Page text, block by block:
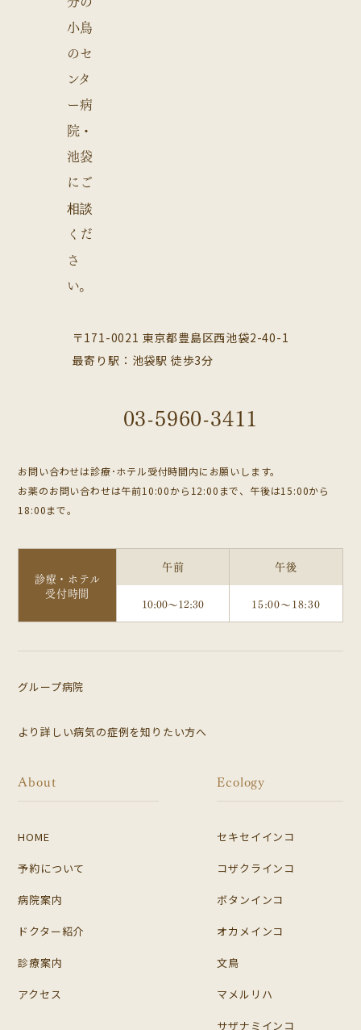
〒171-0021 東京都豊島区西池袋2-40-1
最寄り駅：池袋駅 徒歩3分
03-5960-3411
お問い合わせは診療･ホテル受付時間内にお願いします。
お薬のお問い合わせは午前10:00から12:00まで、午後は15:00から
18:00まで。
診療・ホテル
受付時間
午前 午後
10:00～12:30 15:00～18:30
グループ病院
より詳しい病気の症例を知りたい方へ
About
HOME
予約について
病院案内
ドクター紹介
診療案内
アクセス
Ecology
セキセイインコ
コザクラインコ
ボタンインコ
オカメインコ
文鳥
マメルリハ
サザナミインコ